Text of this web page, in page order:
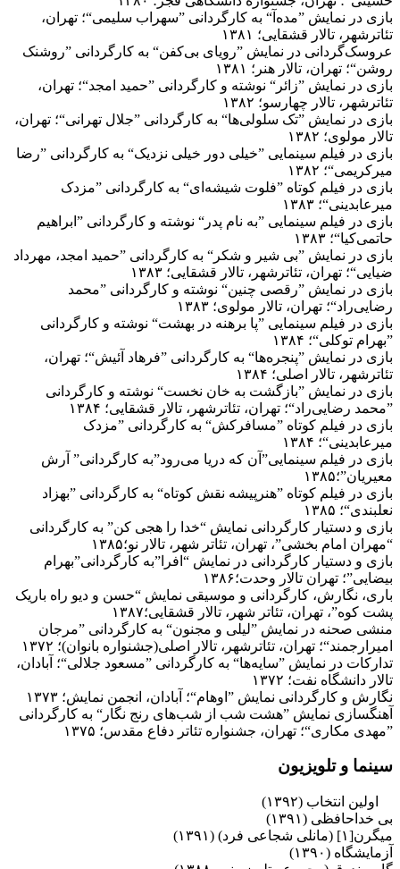
بازی در نمایش ”مده‌آ“ به کارگردانی ”سهراب سلیمی“؛ تهران،
تئاترشهر، تالار قشقایی؛ ۱۳۸۱
عروسک‌گردانی در نمایش ”رویای بی‌کفن“ به کارگردانی ”روشنک
روشن“؛ تهران، تالار هنر؛ ۱۳۸۱
بازی در نمایش ”زائر“ نوشته و کارگردانی ”حمید امجد“؛ تهران،
تئاترشهر، تالار چهارسو؛ ۱۳۸۲
بازی در نمایش ”تک سلولی‌ها“ به کارگردانی ”جلال تهرانی“؛ تهران،
تالار مولوی؛ ۱۳۸۲
بازی در فیلم سینمایی ”خیلی دور خیلی نزدیک“ به کارگردانی ”رضا
میرکریمی“؛ ۱۳۸۲
بازی در فیلم کوتاه ”فلوت شیشه‌ای“ به کارگردانی ”مزدک
میرعابدینی“؛ ۱۳۸۳
بازی در فیلم سینمایی ”به نام پدر“ نوشته و کارگردانی ”ابراهیم
حاتمی‌کیا“؛ ۱۳۸۳
بازی در نمایش ”بی شیر و شکر“ به کارگردانی ”حمید امجد، مهرداد
ضیایی“؛ تهران، تئاترشهر، تالار قشقایی؛ ۱۳۸۳
بازی در نمایش ”رقصی چنین“ نوشته و کارگردانی ”محمد
رضایی‌راد“؛ تهران، تالار مولوی؛ ۱۳۸۳
بازی در فیلم سینمایی ”پا برهنه در بهشت“ نوشته و کارگردانی
”بهرام توکلی“؛ ۱۳۸۴
بازی در نمایش ”پنجره‌ها“ به کارگردانی ”فرهاد آئیش“؛ تهران،
تئاترشهر، تالار اصلی؛ ۱۳۸۴
بازی در نمایش ”بازگشت به خان نخست“ نوشته و کارگردانی
”محمد رضایی‌راد“؛ تهران، تئاترشهر، تالار قشقایی؛ ۱۳۸۴
بازی در فیلم کوتاه ”مسافرکش“ به کارگردانی ”مزدک
میرعابدینی“؛ ۱۳۸۴
بازی در فیلم سینمایی”آن که دریا می‌رود”به کارگردانی” آرش
معیریان”؛۱۳۸۵
بازی در فیلم کوتاه ”هنرپیشه نقش کوتاه“ به کارگردانی ”بهزاد
نعلبندی“؛ ۱۳۸۵
بازی و دستیار کارگردانی نمایش “خدا را هجی کن” به کارگردانی
“مهران امام بخشی”، تهران، تئاتر شهر، تالار نو؛۱۳۸۵
بازی و دستیار کارگردانی در نمایش “افرا”به کارگردانی”بهرام
بیضایی”؛ تهران تالار وحدت؛۱۳۸۶
باری، نگارش، کارگردانی و موسیقی نمایش “حسن و دیو راه باریک
پشت کوه”، تهران، تئاتر شهر، تالار قشقایی؛۱۳۸۷
منشی صحنه در نمایش ”لیلی و مجنون“ به کارگردانی ”مرجان
امیرارجمند“؛ تهران، تئاترشهر، تالار اصلی(جشنواره بانوان)؛ ۱۳۷۲
تدارکات در نمایش ”سایه‌ها“ به کارگردانی ”مسعود جلالی“؛ آبادان،
تالار دانشگاه نفت؛ ۱۳۷۲
نگارش و کارگردانی نمایش ”اوهام“؛ آبادان، انجمن نمایش؛ ۱۳۷۳
آهنگسازی نمایش ”هشت شب از شب‌های رنج نگار“ به کارگردانی
”مهدی مکاری“؛ تهران، جشنواره تئاتر دفاع مقدس؛ ۱۳۷۵
سینما و تلویزیون
اولین انتخاب (۱۳۹۲)
بی خداحافظی (۱۳۹۱)
میگرن[۱] (مانلی شجاعی فرد) (۱۳۹۱)
آزمایشگاه (۱۳۹۰)